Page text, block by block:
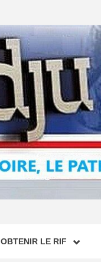
OBTENIR LE RIF